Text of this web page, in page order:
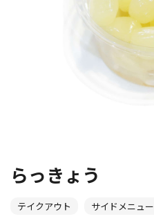
らっきょう
テイクアウト サイドメニュー